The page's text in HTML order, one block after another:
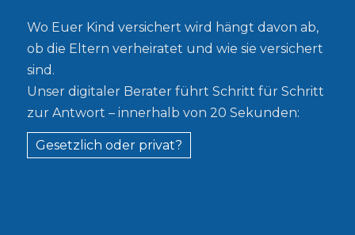
Wo Euer Kind versichert wird hängt davon ab,
ob die Eltern verheiratet und wie sie versichert
sind.
Unser digitaler Berater führt Schritt für Schritt
zur Antwort – innerhalb von 20 Sekunden:
Gesetzlich oder privat?